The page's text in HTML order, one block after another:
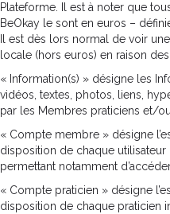
Plateforme. Il est à noter que
BeOkay le sont en euros –
Il est dès lors normal de voir
locale (hors euros) en raison
« Information(s) » désigne les
vidéos, textes, photos, liens,
par les Membres praticiens et/
« Compte membre » désigne
disposition de chaque utilisateur
permettant notamment
« Compte praticien » désigne
disposition de chaque praticien